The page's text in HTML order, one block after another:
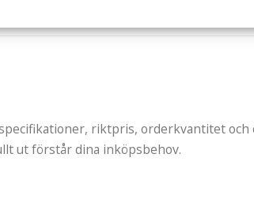
riktpris, orderkvantitet och
ut förstår dina inköpsbehov.